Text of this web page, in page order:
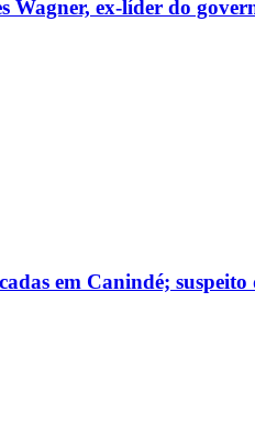
Wagner, ex-líder do
em Canindé;